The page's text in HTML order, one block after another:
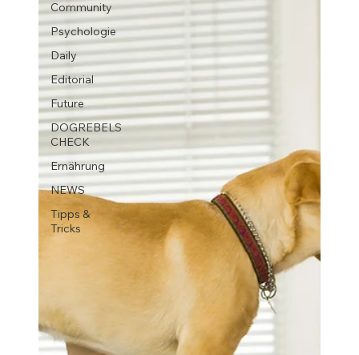
Community
Psychologie
Daily
Editorial
Future
DOGREBELS
CHECK
Ernährung
NEWS
Tipps &
Tricks